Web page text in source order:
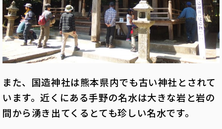
また、国造神社は熊本県内でも古い神社とされて
います。近くにある手野の名水は大きな岩と岩の
間から湧き出てくるとても珍しい名水です。